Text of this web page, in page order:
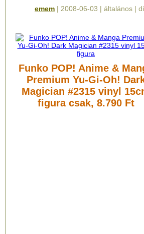
emem | 2008-06-03 | általános |
Funko POP! Anime &
Premium Yu-Gi-Oh!
Magician #2315 vinyl
figuracsak, 8.790 Ft